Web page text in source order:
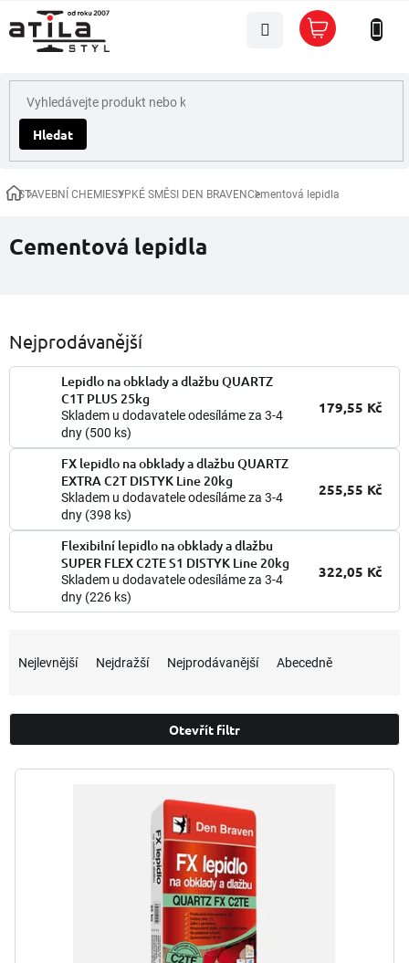
na
obsah
Hledat
Nákupní
košík
DomůSTAVEBNÍ CHEMIESYPKÉ SMĚSI DEN BRAVENCementová lepidla
Cementová lepidla
Nejprodávanější
Lepidlo na obklady a dlažbu QUARTZ
C1T PLUS 25kg
Skladem u dodavatele odesíláme za 3-4
dny (500 ks)
179,55 Kč
FX lepidlo na obklady a dlažbu QUARTZ
EXTRA C2T DISTYK Line 20kg
Skladem u dodavatele odesíláme za 3-4
dny (398 ks)
255,55 Kč
Flexibilní lepidlo na obklady a dlažbu
SUPER FLEX C2TE S1 DISTYK Line 20kg
Skladem u dodavatele odesíláme za 3-4
dny (226 ks)
322,05 Kč
n
í
r
Nejlevnější Nejdražší Nejprodávanější Abecedně
Otevřít filtr
V